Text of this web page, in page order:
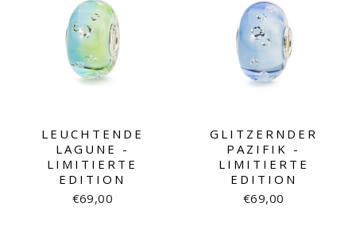
LEUCHTENDE
LAGUNE -
LIMITIERTE
EDITION
€69,00
GLITZERNDER
PAZIFIK -
LIMITIERTE
EDITION
€69,00